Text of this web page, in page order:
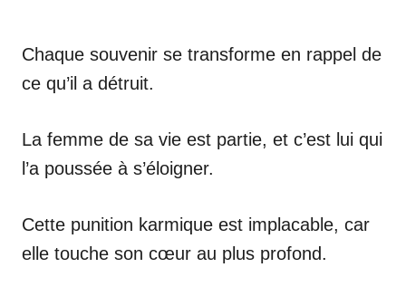
Chaque souvenir se transforme en rappel de
ce qu’il a détruit.
La femme de sa vie est partie, et c’est lui qui
l’a poussée à s’éloigner.
Cette punition karmique est implacable, car
elle touche son cœur au plus profond.